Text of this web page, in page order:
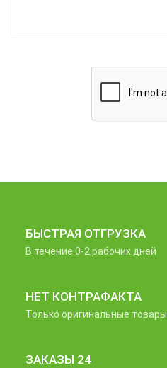
БЫСТРАЯ ОТГРУЗКА
В течение 0-2 рабочих дней
НЕТ КОНТРАФАКТА
Только оригинальные товары
ЗАКАЗЫ 24